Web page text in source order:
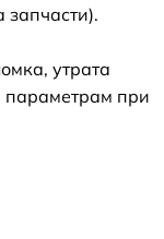
утрата
параметрам при